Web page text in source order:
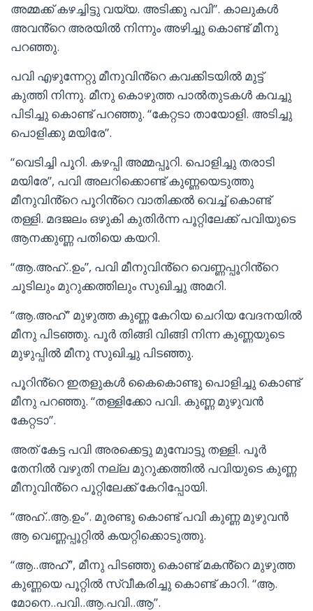
അമ്മക്ക് കഴച്ചിട്ടു വയ്യ. അടിക്കു പവി”. കാലുകൾ
അവൻ്റെ അരയിൽ നിന്നും അഴിച്ചു കൊണ്ട് മീനു
പറഞ്ഞു.
പവി എഴുന്നേറ്റു മീനുവിൻ്റെ കവക്കിടയിൽ മുട്ട്
കുത്തി നിന്നു. മീനു കൊഴുത്ത പാൽതുടകൾ കവച്ചു
പിടിച്ചു കൊണ്ട് പറഞ്ഞു. “കേറ്റടാ തായോളി. അടിച്ചു
പൊളിക്കു മയിരേ”.
“വെടിച്ചി പൂറി. കഴപ്പി അമ്മപ്പൂറി. പൊളിച്ചു തരാടി
മയിരേ”, പവി അലറിക്കൊണ്ട് കുണ്ണയെടുത്തു
മീനുവിൻ്റെ പൂറിൻ്റെ വാതിക്കൽ വെച്ച് കൊണ്ട്
തള്ളി. മദജലം ഒഴുകി കുതിർന്ന പൂറ്റിലേക്ക് പവിയുടെ
ആനക്കുണ്ണ പതിയെ കയറി.
“ആ.അഹ്..ഉം”, പവി മീനുവിൻ്റെ വെണ്ണപ്പൂറിൻ്റെ
ചൂടിലും മുറുക്കത്തിലും സുഖിച്ചു അമറി.
“ആ.അഹ്” മുഴുത്ത കുണ്ണ കേറിയ ചെറിയ വേദനയിൽ
മീനു പിടഞ്ഞു. പൂർ തിങ്ങി വിങ്ങി നിന്ന കുണ്ണയുടെ
മുഴുപ്പിൽ മീനു സുഖിച്ചു പിടഞ്ഞു.
പൂറിൻ്റെ ഇതളുകൾ കൈകൊണ്ടു പൊളിച്ചു കൊണ്ട്
മീനു പറഞ്ഞു. “തള്ളിക്കോ പവി. കുണ്ണ മുഴുവൻ
കേറ്റടാ”.
അത് കേട്ട പവി അരക്കെട്ടു മുമ്പോട്ടു തള്ളി. പൂർ
തേനിൽ വഴുതി നല്ല മുറുക്കത്തിൽ പവിയുടെ കുണ്ണ
മീനുവിൻ്റെ പൂറ്റിലേക്ക് കേറിപ്പോയി.
“അഹ്..ആ.ഉം”. മുരണ്ടു കൊണ്ട് പവി കുണ്ണ മുഴുവൻ
ആ വെണ്ണപ്പൂറ്റിൽ കയറ്റിക്കൊടുത്തു.
“ആ..അഹ്”, മീനു പിടഞ്ഞു കൊണ്ട് മകൻ്റെ മുഴുത്ത
കുണ്ണയെ പൂറ്റിൽ സ്വീകരിച്ചു കൊണ്ട് കാറി. “ആ.
മോനെ..പവി..ആ.പവി..ആ”.